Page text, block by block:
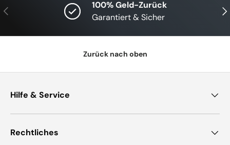
Vorherige
100% Geld-Zurück
Garantiert & Sicher
Zurück nach oben
Hilfe & Service
Rechtliches